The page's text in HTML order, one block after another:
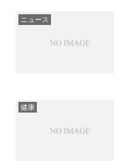
ニュース
健康